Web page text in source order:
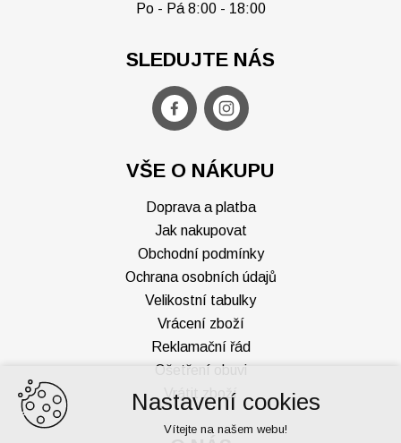
Po - Pá 8:00 - 18:00
VŠE O NÁKUPU
Doprava a platba
Jak nakupovat
Obchodní podmínky
Ochrana osobních údajů
Velikostní tabulky
Vrácení zboží
Reklamační řád
Ošetření obuvi
Vrátit zboží
SLEDUJTE NÁS
Nastavení cookies
Vítejte na našem webu!